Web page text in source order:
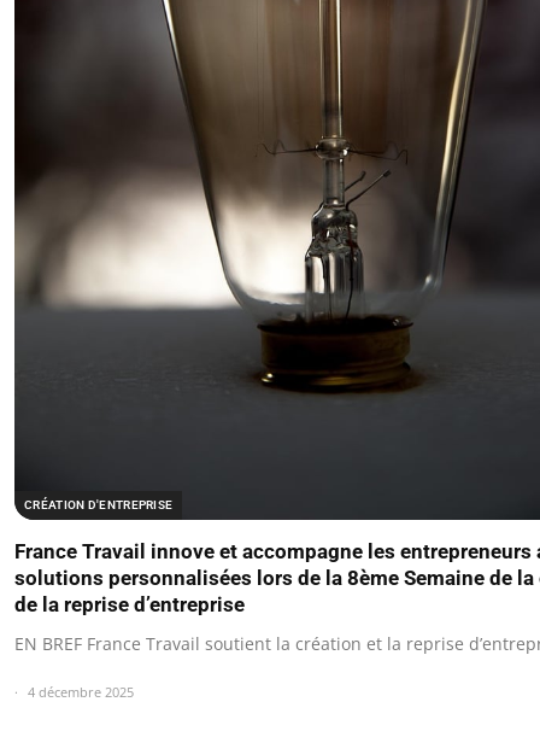
CRÉATION D'ENTREPRISE
France Travail innove et accompagne les entrepreneurs
solutions personnalisées lors de la 8ème Semaine de
de la reprise d’entreprise
EN BREF France Travail soutient la création et la reprise
4 décembre 2025